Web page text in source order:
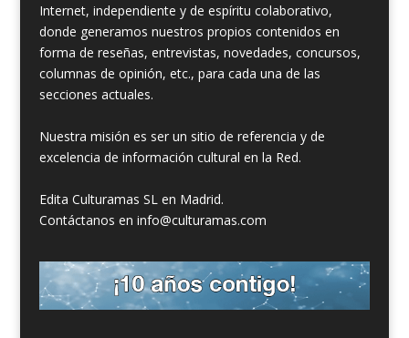
Internet, independiente y de espíritu colaborativo,
donde generamos nuestros propios contenidos en
forma de reseñas, entrevistas, novedades, concursos,
columnas de opinión, etc., para cada una de las
secciones actuales.
Nuestra misión es ser un sitio de referencia y de
excelencia de información cultural en la Red.
Edita Culturamas SL en Madrid.
Contáctanos en info@culturamas.com